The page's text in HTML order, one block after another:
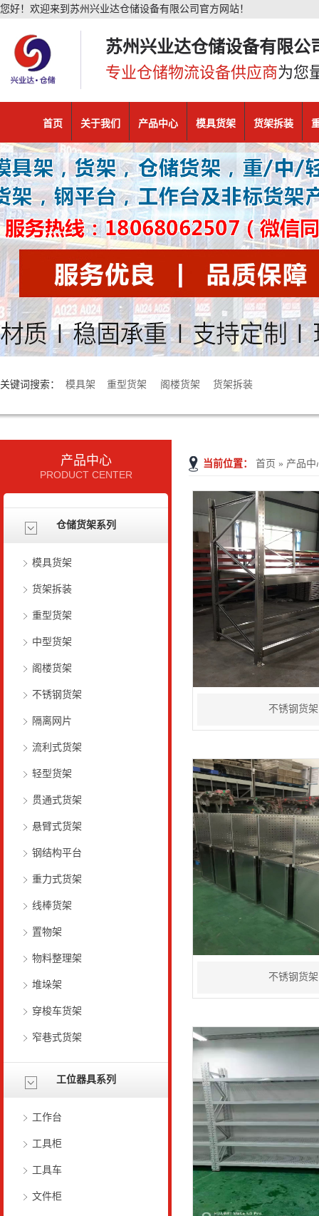
您好！欢迎来到苏州兴业达仓储设备有限公司官方网站！
苏州兴业达仓储设备有限公
专业仓储物流设备供应商为您
首页 关于我们 产品中心 模具货架 货架拆装
关键词搜索： 模具架 重型货架 阁楼货架 货架拆装
当前位置： 首页 » 产品中
不锈钢货架
不锈钢货架
产品中心
PRODUCT CENTER
仓储货架系列
模具货架
货架拆装
重型货架
中型货架
阁楼货架
不锈钢货架
隔离网片
流利式货架
轻型货架
贯通式货架
悬臂式货架
钢结构平台
重力式货架
线棒货架
置物架
物料整理架
堆垛架
穿梭车货架
窄巷式货架
工位器具系列
工作台
工具柜
工具车
文件柜